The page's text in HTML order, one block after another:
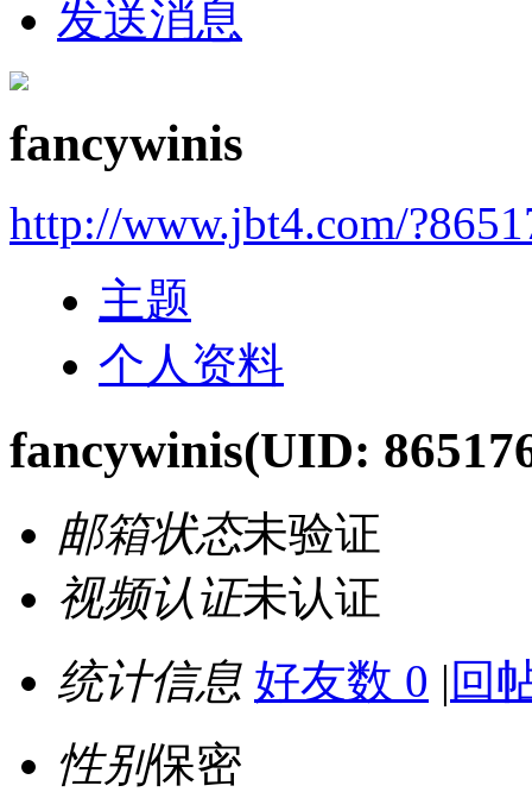
发送消息
fancywinis
http://www.jbt4.com/
主题
个人资料
fancywinis(UID:
邮箱状态未验证
视频认证未认证
统计信息 好友数 0 | 回
性别保密